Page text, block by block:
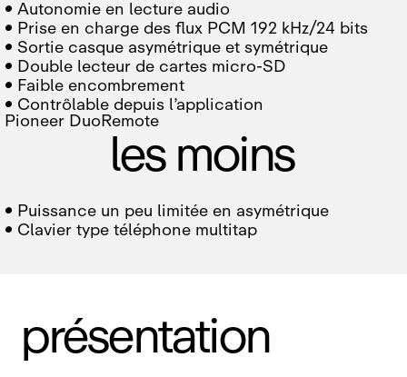
 Autonomie en lecture audio
 Prise en charge des flux PCM 192 kHz/24 bits
 Sortie casque asymétrique et symétrique
 Double lecteur de cartes micro‑SD
 Faible encombrement
 Contrôlable depuis l’application
Pioneer DuoRemoteles moins
 Puissance un peu limitée en asymétrique
 Clavier type téléphone multitap
présentation